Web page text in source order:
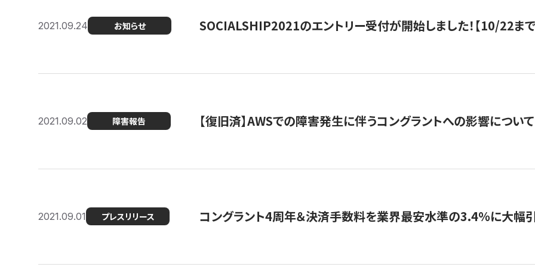
2021.09.24 お知らせ SOCIALSHIP2021のエントリー受付が開始しました！【10/22まで
2021.09.02 障害報告 【復旧済】AWSでの障害発生に伴うコングラントへの影響について
2021.09.01 プレスリリース コングラント4周年＆決済手数料を業界最安水準の3.4％に大幅